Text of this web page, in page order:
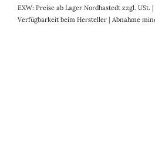
EXW: Preise ab Lager Nordhastedt zzgl. USt.
Verfügbarkeit beim Hersteller | Abnahme